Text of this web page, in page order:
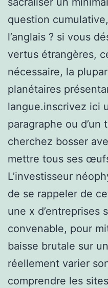
question
l’anglais ? si vous
vertus étrangères,
nécessaire, la
planétaires
langue.inscrivez ici
paragraphe ou
cherchez bosser
mettre tous ses
L’investisseur
de se rappeler de
une x d’entreprises
convenable, pour
baisse brutale sur
réellement varier
comprendre les